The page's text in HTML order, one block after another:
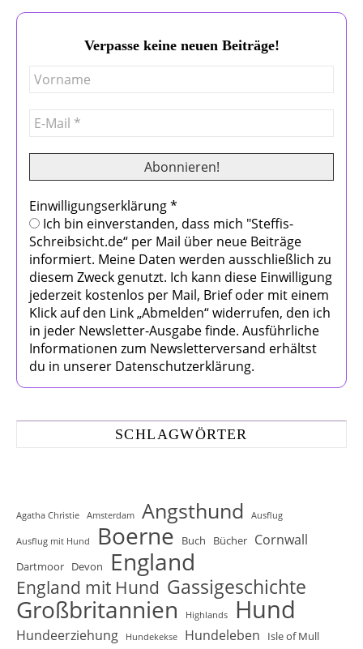
Verpasse keine neuen Beiträge!
Einwilligungserklärung*
Ich bin einverstanden, dass mich "Steffis-
Schreibsicht.de“ per Mail über neue Beiträge
informiert. Meine Daten werden ausschließlich zu
diesem Zweck genutzt. Ich kann diese Einwilligung
jederzeit kostenlos per Mail, Brief oder mit einem
Klick auf den Link „Abmelden“ widerrufen, den ich
in jeder Newsletter-Ausgabe finde. Ausführliche
Informationen zum Newsletterversand erhältst
du in unserer Datenschutzerklärung.
SCHLAGWÖRTER
Agatha Christie Amsterdam Angsthund Ausflug
Ausflug mit Hund Boerne Buch Bücher Cornwall
Dartmoor Devon England
England mit Hund Gassigeschichte
Großbritannien Highlands Hund
Hundeerziehung Hundekekse Hundeleben Isle of Mull